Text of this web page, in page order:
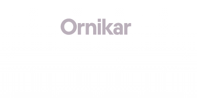
VOTRE PERMIS + 3 MOIS DEEZER PREMIUM OFFERTS* !